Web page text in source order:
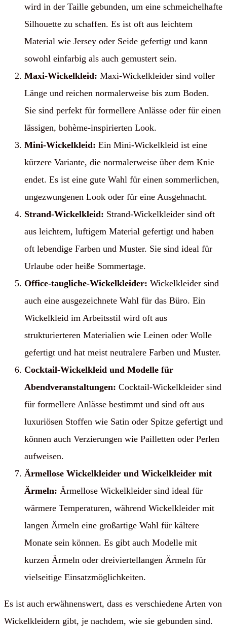
wird in der Taille gebunden, um eine schmeichelhafte
Silhouette zu schaffen. Es ist oft aus leichtem
Material wie Jersey oder Seide gefertigt und kann
sowohl einfarbig als auch gemustert sein.
Maxi-Wickelkleid: Maxi-Wickelkleider sind voller
Länge und reichen normalerweise bis zum Boden.
Sie sind perfekt für formellere Anlässe oder für einen
lässigen, bohème-inspirierten Look.
Mini-Wickelkleid: Ein Mini-Wickelkleid ist eine
kürzere Variante, die normalerweise über dem Knie
endet. Es ist eine gute Wahl für einen sommerlichen,
ungezwungenen Look oder für eine Ausgehnacht.
Strand-Wickelkleid: Strand-Wickelkleider sind oft
aus leichtem, luftigem Material gefertigt und haben
oft lebendige Farben und Muster. Sie sind ideal für
Urlaube oder heiße Sommertage.
Office-taugliche-Wickelkleider: Wickelkleider sind
auch eine ausgezeichnete Wahl für das Büro. Ein
Wickelkleid im Arbeitsstil wird oft aus
strukturierteren Materialien wie Leinen oder Wolle
gefertigt und hat meist neutralere Farben und Muster.
Cocktail-Wickelkleid und Modelle für
Abendveranstaltungen: Cocktail-Wickelkleider sind
für formellere Anlässe bestimmt und sind oft aus
luxuriösen Stoffen wie Satin oder Spitze gefertigt und
können auch Verzierungen wie Pailletten oder Perlen
aufweisen.
Ärmellose Wickelkleider und Wickelkleider mit
Ärmeln: Ärmellose Wickelkleider sind ideal für
wärmere Temperaturen, während Wickelkleider mit
langen Ärmeln eine großartige Wahl für kältere
Monate sein können. Es gibt auch Modelle mit
kurzen Ärmeln oder dreiviertellangen Ärmeln für
vielseitige Einsatzmöglichkeiten.
Es ist auch erwähnenswert, dass es verschiedene Arten von
Wickelkleidern gibt, je nachdem, wie sie gebunden sind.